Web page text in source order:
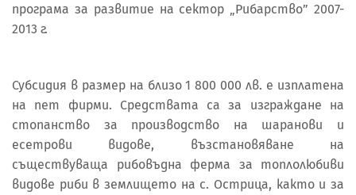
програма за развитие на сектор „Рибарство” 2007-
2013 г.
Субсидия в размер на близо 1 800 000 лв. е изплатена
на пет фирми. Средствата са за изграждане на
стопанство за производство на шаранови и
есетрови видове, възстановяване на
съществуваща рибовъдна ферма за топлолюбиви
видове риби в землището на с. Острица, както и за